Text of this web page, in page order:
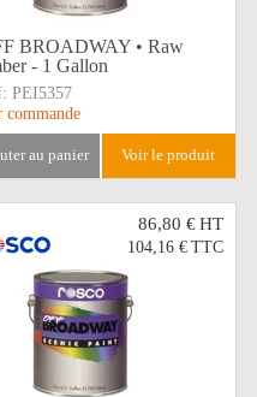
BROADWAY • Raw
- 1 Gallon
PEI5357
commande
au panier voir le produit
86,80 € HT
104,16 € TTC